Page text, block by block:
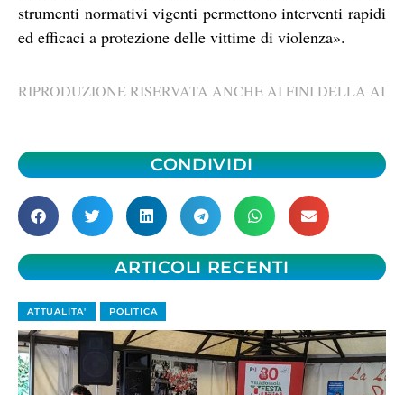
strumenti normativi vigenti permettono interventi rapidi
ed efficaci a protezione delle vittime di violenza».
RIPRODUZIONE RISERVATA ANCHE AI FINI DELLA AI
CONDIVIDI
ARTICOLI RECENTI
ATTUALITA' POLITICA